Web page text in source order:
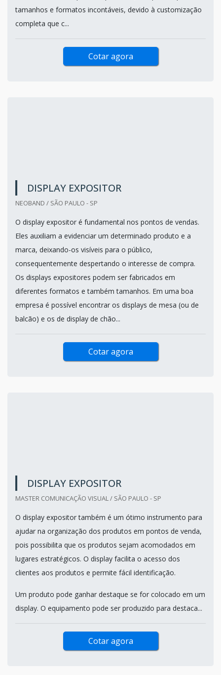
tamanhos e formatos incontáveis, devido à customização
completa que c...
Cotar agora
DISPLAY EXPOSITOR
NEOBAND / SÃO PAULO - SP
O display expositor é fundamental nos pontos de vendas.
Eles auxiliam a evidenciar um determinado produto e a
marca, deixando-os visíveis para o público,
consequentemente despertando o interesse de compra.
Os displays expositores podem ser fabricados em
diferentes formatos e também tamanhos. Em uma boa
empresa é possível encontrar os displays de mesa (ou de
balcão) e os de display de chão...
Cotar agora
DISPLAY EXPOSITOR
MASTER COMUNICAÇÃO VISUAL / SÃO PAULO - SP
O display expositor também é um ótimo instrumento para
ajudar na organização dos produtos em pontos de venda,
pois possibilita que os produtos sejam acomodados em
lugares estratégicos. O display facilita o acesso dos
clientes aos produtos e permite fácil identificação.
Um produto pode ganhar destaque se for colocado em um
display. O equipamento pode ser produzido para destaca...
Cotar agora